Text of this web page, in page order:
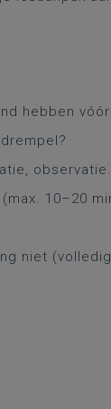
hebben
10–20
niet